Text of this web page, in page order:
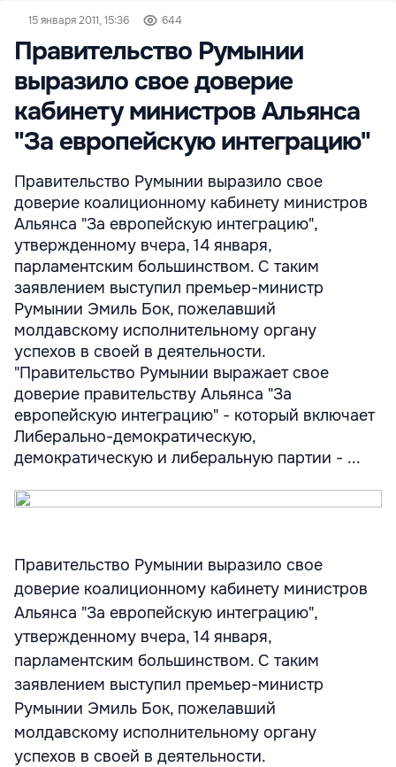
15 января 2011, 15:36 644
Правительство Румынии
выразило свое доверие
кабинету министров Альянса
"За европейскую интеграцию"
Правительство Румынии выразило свое
доверие коалиционному кабинету министров
Альянса "За европейскую интеграцию",
утвержденному вчера, 14 января,
парламентским большинством. С таким
заявлением выступил премьер-министр
Румынии Эмиль Бок, пожелавший
молдавскому исполнительному органу
успехов в своей в деятельности.
"Правительство Румынии выражает свое
доверие правительству Альянса "За
европейскую интеграцию" - который включает
Либерально-демократическую,
демократическую и либеральную партии - ...
Правительство Румынии выразило свое
доверие коалиционному кабинету министров
Альянса "За европейскую интеграцию",
утвержденному вчера, 14 января,
парламентским большинством. С таким
заявлением выступил премьер-министр
Румынии Эмиль Бок, пожелавший
молдавскому исполнительному органу
успехов в своей в деятельности.